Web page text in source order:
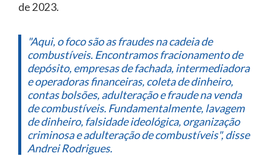
de 2023.
"Aqui, o foco são as fraudes na cadeia de
combustíveis. Encontramos fracionamento de
depósito, empresas de fachada, intermediadora
e operadoras financeiras, coleta de dinheiro,
contas bolsões, adulteração e fraude na venda
de combustíveis. Fundamentalmente, lavagem
de dinheiro, falsidade ideológica, organização
criminosa e adulteração de combustíveis", disse
Andrei Rodrigues.